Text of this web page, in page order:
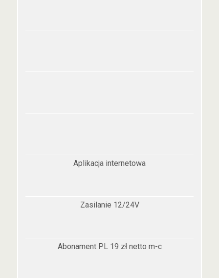
Aplikacja internetowa
Zasilanie 12/24V
Abonament PL 19 zł netto m-c